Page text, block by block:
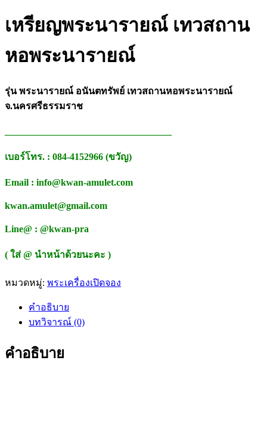
เหรียญพระนารายณ์ เทวสถาน
หอพระนารายณ์
รุ่น พระนารายณ์ อนันตทรัพย์ เทวสถานหอพระนารายณ์
จ.นครศรีธรรมราช
เบอร์โทร. : 084-4152966 (ขวัญ)
Email : info@kwan-amulet.com
kwan.amulet@gmail.com
Line@ : @kwan-pra
( ใส่ @ นำหน้าด้วยนะคะ )
หมวดหมู่: พระเครื่องเปิดจอง
คำอธิบาย
บทวิจารณ์ (0)
คำอธิบาย